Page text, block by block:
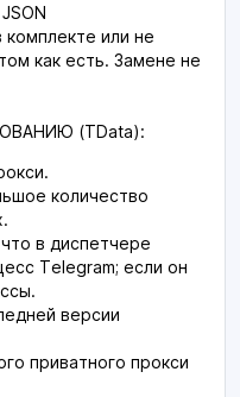
комплекте или не
как есть. Замене не
(TData):
количество
в диспетчере
Telegram; если он
версии
приватного прокси